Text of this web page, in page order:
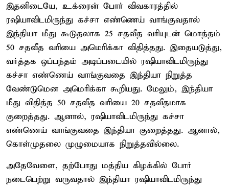
இதனிடையே, உக்ரைன் போர் விவகாரத்தில்
ரஷியாவிடமிருந்து கச்சா எண்ணெய் வாங்குவதால்
இந்தியா மீது கூடுதலாக 25 சதவீத வரியுடன் மொத்தம்
50 சதவீத வரியை அமெரிக்கா விதித்தது. இதையடுத்து,
வர்த்தக ஒப்பந்தம் அடிப்படையில் ரஷியாவிடமிருந்து
கச்சா எண்ணெய் வாங்குவதை இந்தியா நிறுத்த
வேண்டுமென அமெரிக்கா கூறியது. மேலும், இந்தியா
மீது விதித்த 50 சதவீத வரியை 20 சதவீதமாக
குறைத்தது. ஆனால், ரஷியாவிடமிருந்து கச்சா
எண்ணெய் வாங்குவதை இந்தியா குறைத்தது. ஆனால்,
கொள்முதலை முழுமையாக நிறுத்தவில்லை.
அதேவேளை, தற்போது மத்திய கிழக்கில் போர்
நடைபெற்று வருவதால் இந்தியா ரஷியாவிடமிருந்து